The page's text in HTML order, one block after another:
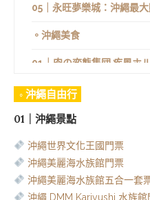
05｜永旺夢樂城：沖繩最
。沖繩美食
01｜肉の変態集団 疾風ホ
02｜YAPPARI STEAK：在
03｜奥武島いまいゆ市場：
04｜Douce Cafe Nanjo：
05｜Kupu.kupu Seaside
◦ 沖繩自由行
01｜沖繩景點
沖繩世界文化王國門票
沖繩美麗海水族館門票
沖繩美麗海水族館五合一套
沖繩 DMM Kariyushi 水族館